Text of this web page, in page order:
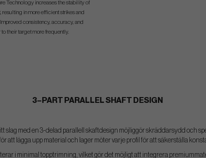
Technology increases the stability of
in more efficient strikes and
consistency, accuracy, and
their target more frequently.
3–PART PARALLEL SHAFT DESIGN
slag med en 3-delad parallell skaftdesign möjliggör skräddarsydd och
att lägga upp material och lager möter varje profil för att säkerställa
i minimal topptrimning, vilket gör det möjligt att integrera